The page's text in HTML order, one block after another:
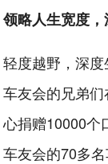
领略人生宽度
轻度越野，深
车友会的兄弟
心捐赠10000个
车友会的70多